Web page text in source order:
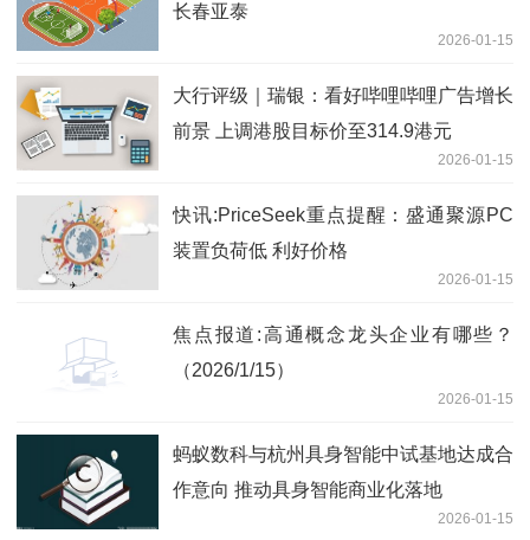
长春亚泰
2026-01-15
大行评级｜瑞银：看好哔哩哔哩广告增长
前景 上调港股目标价至314.9港元
2026-01-15
快讯:PriceSeek重点提醒：盛通聚源PC
装置负荷低 利好价格
2026-01-15
焦点报道:高通概念龙头企业有哪些？
（2026/1/15）
2026-01-15
蚂蚁数科与杭州具身智能中试基地达成合
作意向 推动具身智能商业化落地
2026-01-15